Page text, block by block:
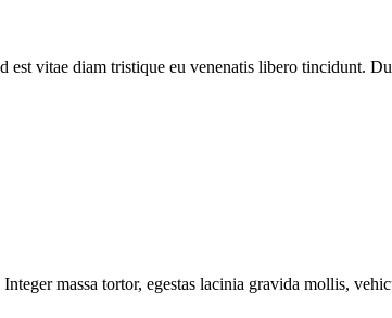
est vitae diam tristique eu venenatis libero tincidunt.
massa tortor, egestas lacinia gravida mollis,